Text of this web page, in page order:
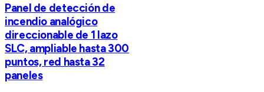
Panel de detección de
incendio analógico
direccionable de 1 lazo
SLC, ampliable hasta 300
puntos, red hasta 32
paneles